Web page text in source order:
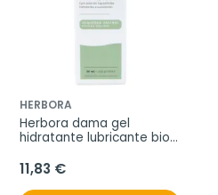
HERBORA
Herbora dama gel
hidratante lubricante bio
11,83 €